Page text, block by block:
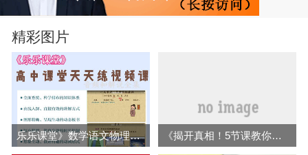
精彩图片
乐乐课堂》数学语文物理化学 高中课堂天天练知识点精讲视频课程百度网盘 《揭开真相！5节课教你不要太傻，巧妙拒绝单位里不该你干得活丨机关规则课》音频全集百度网盘下载